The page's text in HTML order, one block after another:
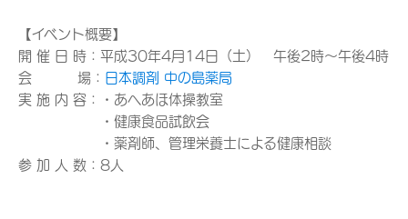
【イベント概要】
開 催 日 時：平成30年4月14日（土） 午後2時～午後4時
会 場： 日本調剤 中の島薬局
実 施 内 容：・あへあほ体操教室
・健康食品試飲会
・薬剤師、管理栄養士による健康相談
参 加 人 数：8人